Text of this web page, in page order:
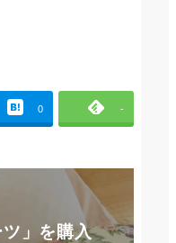
0 -
ツ」を購入